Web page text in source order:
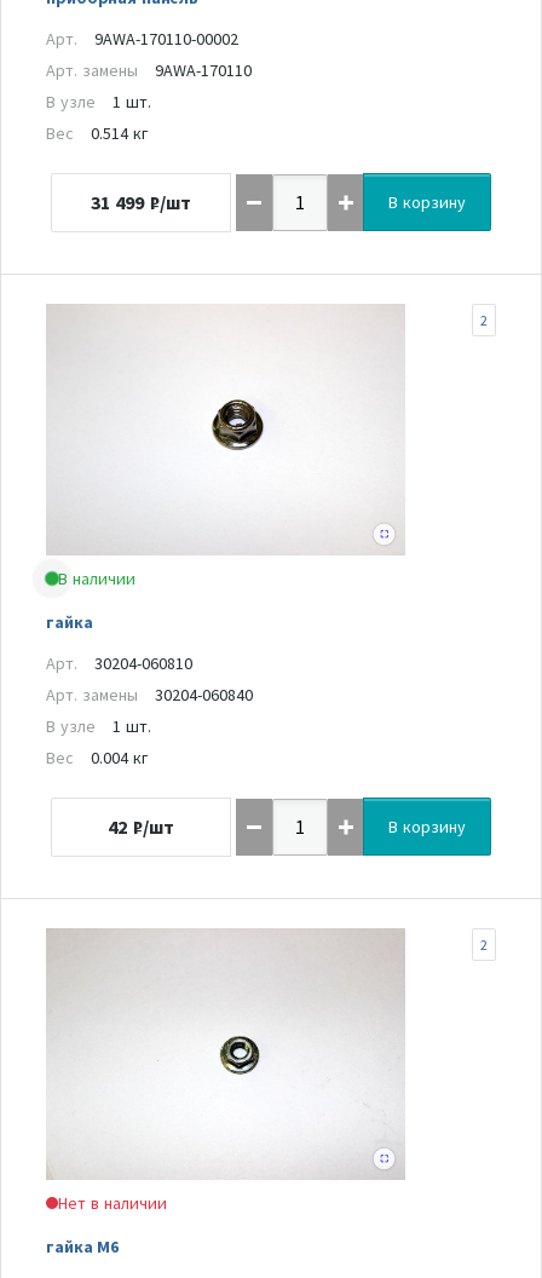
Арт.
9AWA-170110-00002
Арт. замены
9AWA-170110
В узле
1 шт.
Вес
0.514 кг
31 499 ₽/шт В корзину
В наличии
гайка
2
Арт.
30204-060810
Арт. замены
30204-060840
В узле
1 шт.
Вес
0.004 кг
42 ₽/шт В корзину
Нет в наличии
гайка М6
2